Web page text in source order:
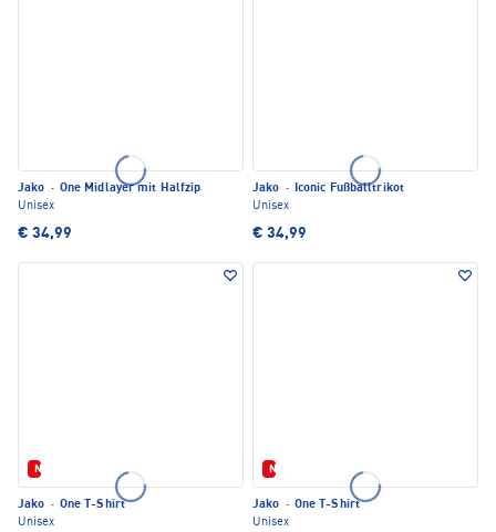
Jako · One Midlayer mit Halfzip
Unisex
€ 34,99
Jako · Iconic Fußballtrikot
Unisex
€ 34,99
Neu
Jako · One T-Shirt
Unisex
Neu
Jako · One T-Shirt
Unisex